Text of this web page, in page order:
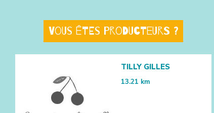
Vous êtes producteurs ?
TILLY GILLES
13.21 km